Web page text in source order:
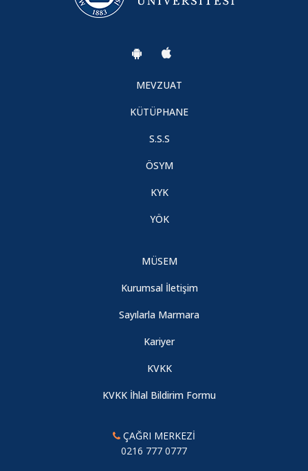
SENATOSUNUN FAALİYET İZNİ KALDIRILAN İSTANBUL
ŞEHİR ÜNİVERSİTESİNDEN İNTİKAL EDEN ÖĞRENCİLERLE
2023-2024 EĞİTİM-ÖĞRETİM YILI MEZUNİYET TÖRENİ
ÖĞRENCİLERİMİZİN DİKKATİNE
TÜRKİYE ENGELLİLER SPOR YARDIM ve EĞİTİM VAKFI
YÜKSEK ÖĞRENİM ÖĞRENCİLERİ TESYEV BURSU
Hizmet İçi Eğitim Programı-2 (Öğrenmeöğretme ortamları) hk
MEVZUAT
KÜTÜPHANE
S.S.S
ÖSYM
KYK
YÖK
MÜSEM
Kurumsal İletişim
Sayılarla Marmara
Kariyer
KVKK
KVKK İhlal Bildirim Formu
ÇAĞRI MERKEZİ
0216 777 0777